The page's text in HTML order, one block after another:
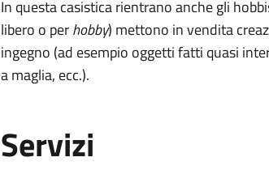
In questa casistica rientrano anche gli
libero o perhobby) mettono in vendita
ingegno (ad esempio oggetti fatti quasi
a maglia, ecc.).
Servizi